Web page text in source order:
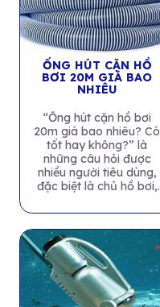
ỐNG HÚT CẶN HỒ
BƠI 20M GIÁ BAO
NHIÊU
“Ống hút cặn hồ bơi
20m giá bao nhiêu? Có
tốt hay không?” là
những câu hỏi được
nhiều người tiêu dùng,
đặc biệt là chủ hồ bơi,